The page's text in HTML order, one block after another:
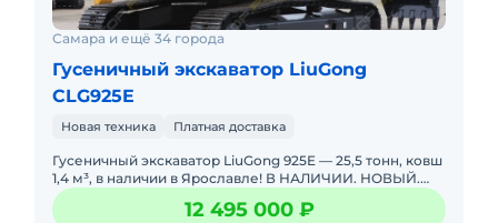
Самара и ещё 34 города
Гусеничный экскаватор LiuGong
CLG925E
Новая техника Платная доставка
Гусеничный экскаватор LiuGong 925E — 25,5 тонн, ковш
1,4 м³, в наличии в Ярославле! В НАЛИЧИИ. НОВЫЙ.
Можно в ЛИЗИНГ. Цена С НДС.Основные параметры:Э
12 495 000 ₽